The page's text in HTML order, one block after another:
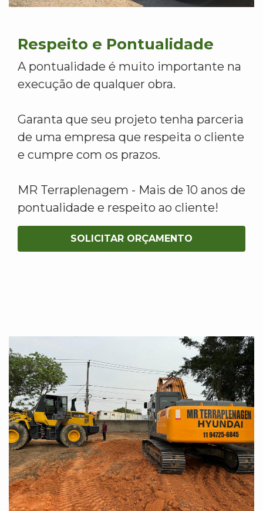
Respeito e Pontualidade
A pontualidade é muito importante na
execução de qualquer obra.
Garanta que seu projeto tenha parceria
de uma empresa que respeita o cliente
e cumpre com os prazos.
MR Terraplenagem - Mais de 10 anos de
pontualidade e respeito ao cliente!
SOLICITAR ORÇAMENTO